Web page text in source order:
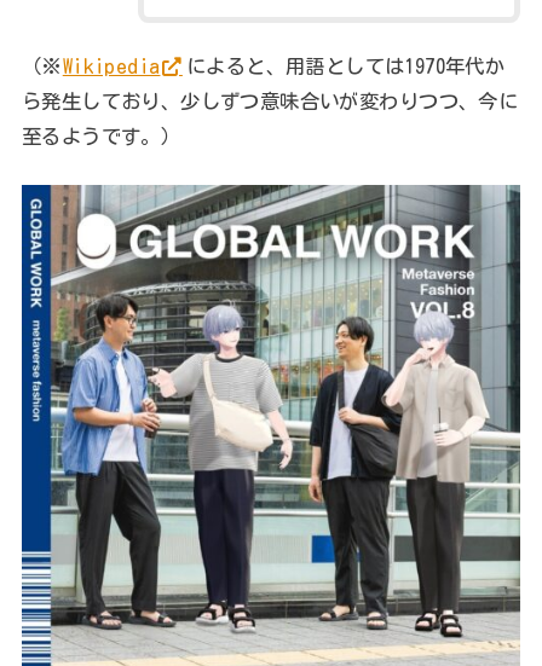
（※Wikipedia
によると、用語としては1970年代か
ら発生しており、少しずつ意味合いが変わりつつ、今に
至るようです。）